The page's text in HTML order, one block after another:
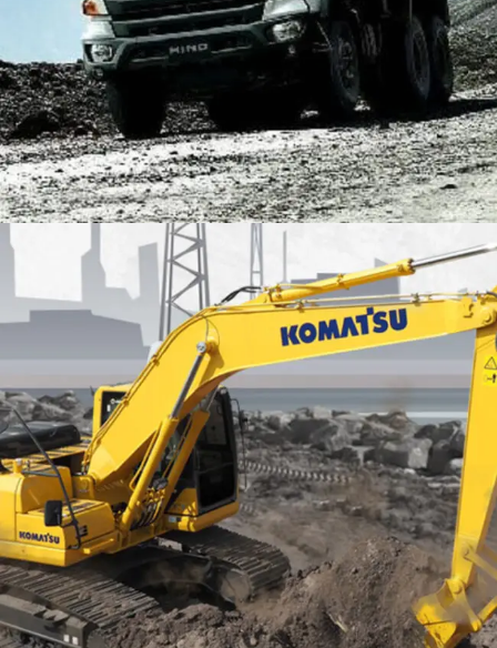
Find Out More
EXCAVATOR TOOLS
KOMATSU PC200-10M0 CE
Find Out More